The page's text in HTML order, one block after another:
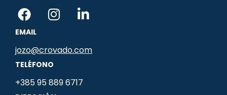
F
a
c
e
b
o
o
I
n
t
g
r
L
i
k
EMAIL
jozo@crovado.com
TELÉFONO
+385 95 889 6717